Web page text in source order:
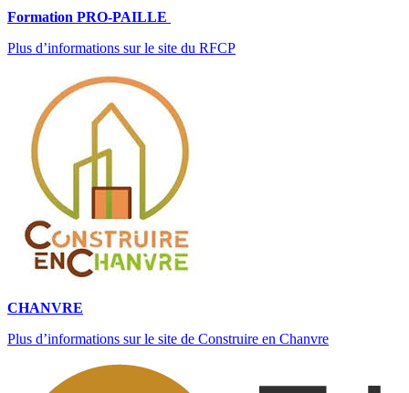
Formation PRO-PAILLE
Plus d’informations sur le site du RFCP
CHANVRE
Plus d’informations sur le site de Construire en Chanvre